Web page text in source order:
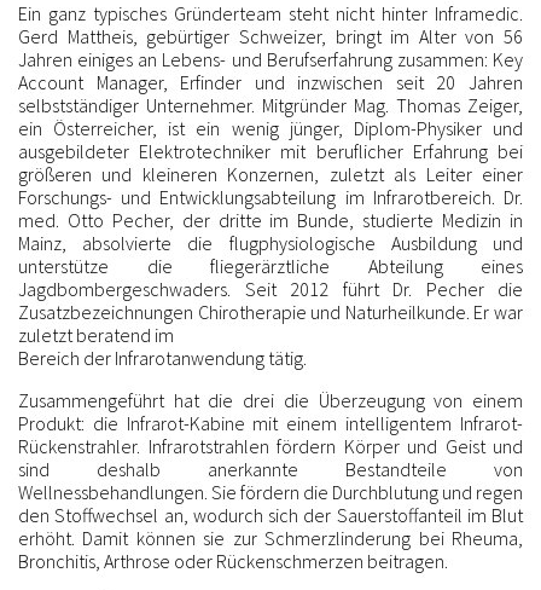
Ein ganz typisches Gründerteam steht nicht hinter Inframedic.
Gerd Mattheis, gebürtiger Schweizer, bringt im Alter von 56
Jahren einiges an Lebens- und Berufserfahrung zusammen: Key
Account Manager, Erfinder und inzwischen seit 20 Jahren
selbstständiger Unternehmer. Mitgründer Mag. Thomas Zeiger,
ein Österreicher, ist ein wenig jünger, Diplom-Physiker und
ausgebildeter Elektrotechniker mit beruflicher Erfahrung bei
größeren und kleineren Konzernen, zuletzt als Leiter einer
Forschungs- und Entwicklungsabteilung im Infrarotbereich. Dr.
med. Otto Pecher, der dritte im Bunde, studierte Medizin in
Mainz, absolvierte die flugphysiologische Ausbildung und
unterstütze die fliegerärztliche Abteilung eines
Jagdbombergeschwaders. Seit 2012 führt Dr. Pecher die
Zusatzbezeichnungen Chirotherapie und Naturheilkunde. Er war
zuletzt beratend im
Bereich der Infrarotanwendung tätig.
Zusammengeführt hat die drei die Überzeugung von einem
Produkt: die Infrarot-Kabine mit einem intelligentem Infrarot-
Rückenstrahler. Infrarotstrahlen fördern Körper und Geist und
sind deshalb anerkannte Bestandteile von
Wellnessbehandlungen. Sie fördern die Durchblutung und regen
den Stoffwechsel an, wodurch sich der Sauerstoffanteil im Blut
erhöht. Damit können sie zur Schmerzlinderung bei Rheuma,
Bronchitis, Arthrose oder Rückenschmerzen beitragen.